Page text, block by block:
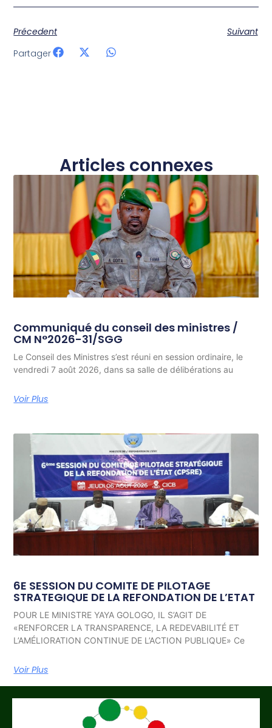
Précedent
Suivant
Partager
Articles connexes
Communiqué du conseil des ministres /
CM N°2026-31/SGG
Le Conseil des Ministres s’est réuni en session ordinaire, le
vendredi 7 août 2026, dans sa salle de délibérations au
Voir Plus
6E SESSION DU COMITE DE PILOTAGE
STRATEGIQUE DE LA REFONDATION DE L’ETAT
POUR LE MINISTRE YAYA GOLOGO, IL S’AGIT DE
«RENFORCER LA TRANSPARENCE, LA REDEVABILITÉ ET
L’AMÉLIORATION CONTINUE DE L’ACTION PUBLIQUE» Ce
Voir Plus